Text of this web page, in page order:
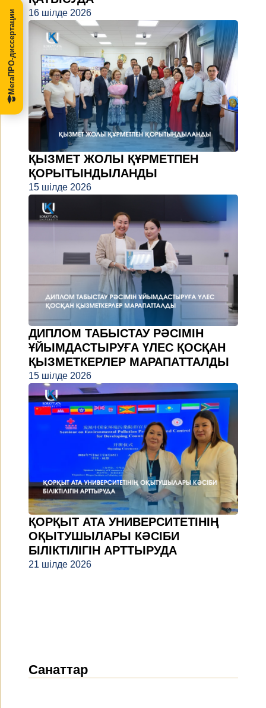
16 шілде 2026
ҚЫЗМЕТ ЖОЛЫ ҚҰРМЕТПЕН
ҚОРЫТЫНДЫЛАНДЫ
15 шілде 2026
ДИПЛОМ ТАБЫСТАУ РӘСІМІН
ҰЙЫМДАСТЫРУҒА ҮЛЕС ҚОСҚАН
ҚЫЗМЕТКЕРЛЕР МАРАПАТТАЛДЫ
15 шілде 2026
ҚОРҚЫТ АТА УНИВЕРСИТЕТІНІҢ
ОҚЫТУШЫЛАРЫ КӘСІБИ
БІЛІКТІЛІГІН АРТТЫРУДА
21 шілде 2026
Санаттар
МегаПРО-диссертации